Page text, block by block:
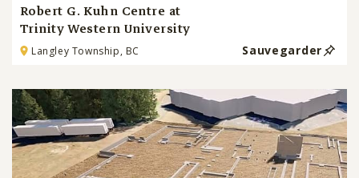
Robert G. Kuhn Centre at
Trinity Western University
Langley Township, BC Sauvegarder